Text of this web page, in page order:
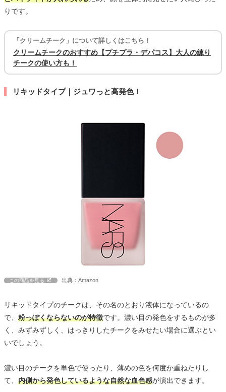
りです。
「クリームチーク」について詳しくはこちら！
クリームチークのおすすめ【プチプラ・デパコス】大人の練り
チークの使い方も！
リキッドタイプ｜ジュワっと高発色！
この商品を見る 出典：Amazon
リキッドタイプのチークは、その名のとおり液体になっているの
で、 粉っぽくならないのが特徴です。濃い目の発色をするものが多
く、みずみずしく、はっきりしたチークをみせたい場合に選ぶとい
いでしょう。
濃い目のチークを単色で使ったり、薄めの色を何度か重ねたりし
て、 内側から発色しているような自然な血色感が演出できます。